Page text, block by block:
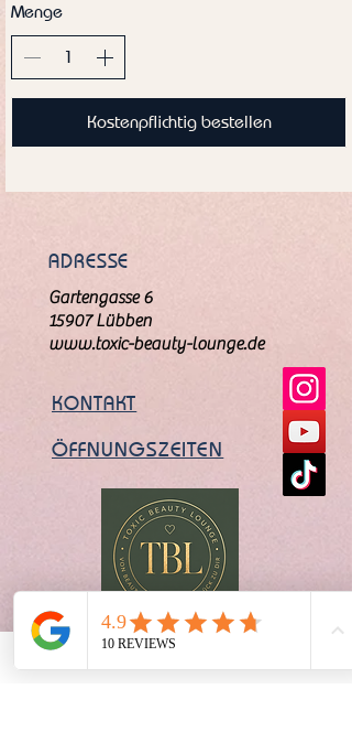
Menge
Kostenpflichtig bestellen
ADRESSE
Gartengasse 6
15907 Lübben
www.toxic-beauty-lounge.de
KONTAKT
ÖFFNUNGSZEITEN